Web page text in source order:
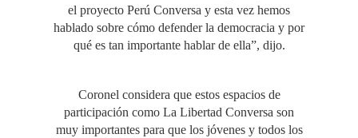
el proyecto Perú Conversa y esta vez hemos
hablado sobre cómo defender la democracia y por
qué es tan importante hablar de ella”, dijo.
Coronel considera que estos espacios de
participación como La Libertad Conversa son
muy importantes para que los jóvenes y todos los